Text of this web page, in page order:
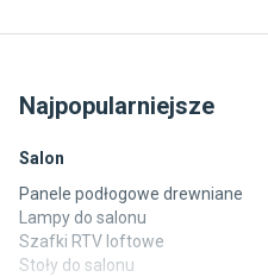
Najpopularniejsze
Salon
Panele podłogowe drewniane
Lampy do salonu
Szafki RTV loftowe
Stoły do salonu